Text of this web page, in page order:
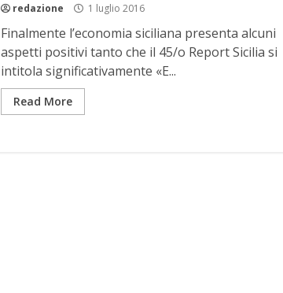
redazione 1 luglio 2016
Finalmente l’economia siciliana presenta alcuni
aspetti positivi tanto che il 45/o Report Sicilia si
intitola significativamente «E...
Read More